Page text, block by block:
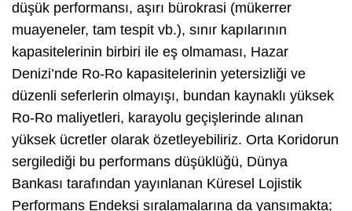
düşük performansı, aşırı bürokrasi (mükerrer
muayeneler, tam tespit vb.), sınır kapılarının
kapasitelerinin birbiri ile eş olmaması, Hazar
Denizi’nde Ro-Ro kapasitelerinin yetersizliği ve
düzenli seferlerin olmayışı, bundan kaynaklı yüksek
Ro-Ro maliyetleri, karayolu geçişlerinde alınan
yüksek ücretler olarak özetleyebiliriz. Orta Koridorun
sergilediği bu performans düşüklüğü, Dünya
Bankası tarafından yayınlanan Küresel Lojistik
Performans Endeksi sıralamalarına da yansımakta;